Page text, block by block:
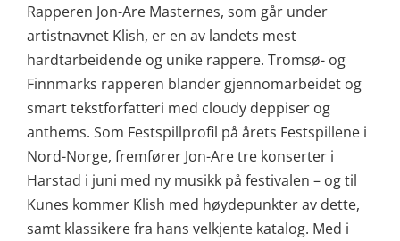
Rapperen Jon-Are Masternes, som går under
artistnavnet Klish, er en av landets mest
hardtarbeidende og unike rappere. Tromsø- og
Finnmarks rapperen blander gjennomarbeidet og
smart tekstforfatteri med cloudy deppiser og
anthems. Som Festspillprofil på årets Festspillene i
Nord-Norge, fremfører Jon-Are tre konserter i
Harstad i juni med ny musikk på festivalen – og til
Kunes kommer Klish med høydepunkter av dette,
samt klassikere fra hans velkjente katalog. Med i